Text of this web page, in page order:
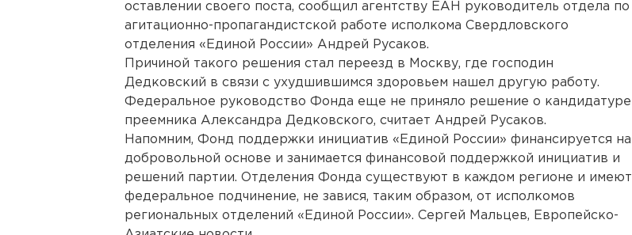
оставлении своего поста, сообщил агентству ЕАН руководитель отдела по
агитационно-пропагандистской работе исполкома Свердловского
отделения «Единой России» Андрей Русаков.
Причиной такого решения стал переезд в Москву, где господин
Дедковский в связи с ухудшившимся здоровьем нашел другую работу.
Федеральное руководство Фонда еще не приняло решение о кандидатуре
преемника Александра Дедковского, считает Андрей Русаков.
Напомним, Фонд поддержки инициатив «Единой России» финансируется на
добровольной основе и занимается финансовой поддержкой инициатив и
решений партии. Отделения Фонда существуют в каждом регионе и имеют
федеральное подчинение, не завися, таким образом, от исполкомов
региональных отделений «Единой России». Сергей Мальцев, Европейско-